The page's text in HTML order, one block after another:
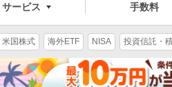
サービス 手数料
米国株式 海外ETF NISA 投資信託・